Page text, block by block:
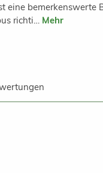
eine bemerkenswerte
richti… Mehr